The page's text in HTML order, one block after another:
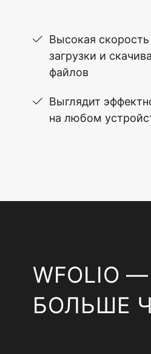
Высокая скорость
загрузки и
файлов
Выглядит
на любом
WFOLIO —
БОЛЬШЕ